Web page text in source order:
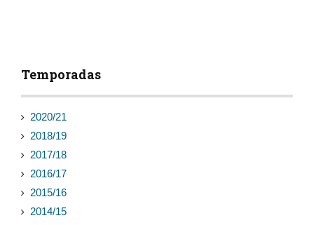
Temporadas
2020/21
2018/19
2017/18
2016/17
2015/16
2014/15